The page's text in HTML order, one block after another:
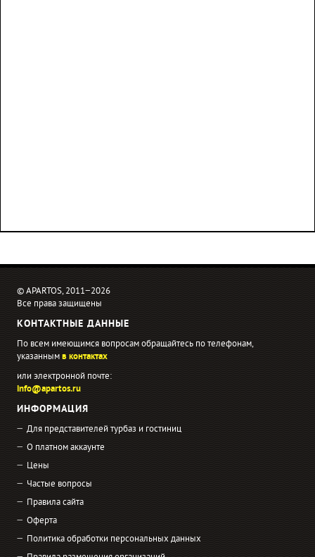
© APARTOS, 2011−2026
Все права защищены
КОНТАКТНЫЕ ДАННЫЕ
По всем имеющимся вопросам обращайтесь по телефонам,
указаннымв контактах
или электронной почте:
info@apartos.ru
ИНФОРМАЦИЯ
Для представителей турбаз и гостиниц
О платном аккаунте
Цены
Частые вопросы
Правила сайта
Оферта
Политика обработки персональных данных